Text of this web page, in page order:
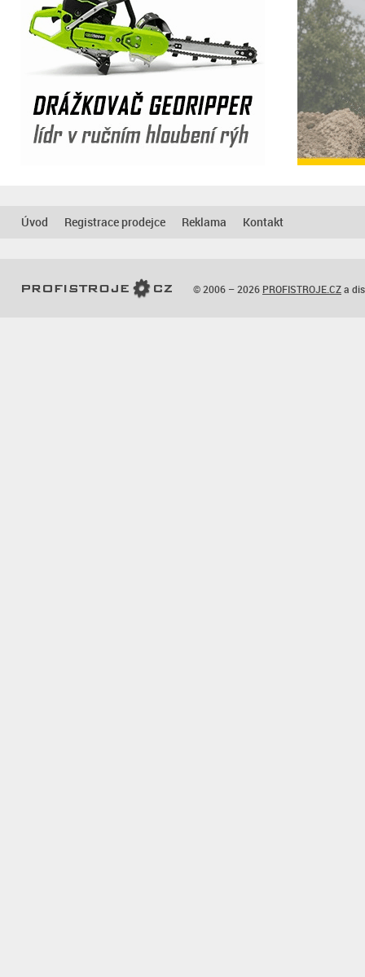
Úvod Registrace prodejce Reklama Kontakt
© 2006 – 2026 PROFISTROJE.CZa